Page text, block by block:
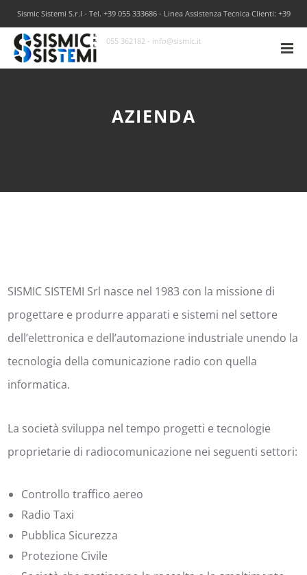
Sismic Sistemi S.r.l - Tel. +39 055 333686 - Linea Assistenza Tecnica Clienti: +39
055 362182 - info@sismic.it
AZIENDA
SISMIC SISTEMI Srl nasce nel 1983 con la missione di
progettare e produrre apparati e sistemi nel settore
dell’elettronica e dell’automazione industriale unendo la
tecnologia della comunicazione radio con quella
informatica.
La società sviluppa nel tempo progetti e tecnologie
proprietarie di radiocomunicazione nei seguenti settori:
Controllo traffico aereo
Radio Taxi
Pubblica Sicurezza
Protezione Civile